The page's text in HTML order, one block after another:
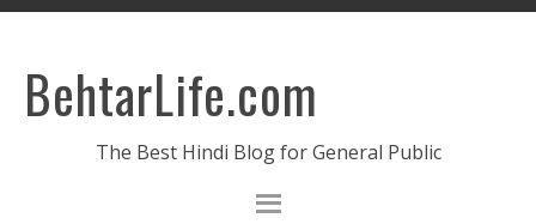
BehtarLife.com
The Best Hindi Blog for General Public